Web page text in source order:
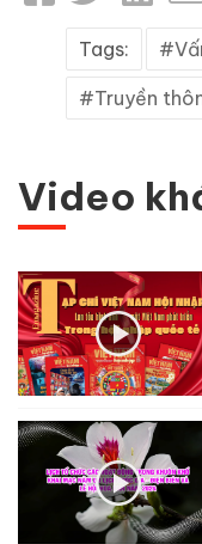
Tags:
Truyền
Video